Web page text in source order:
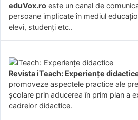
eduVox.ro este un canal de
persoane implicate în mediul
elevi, studenți etc..
Revista iTeach: Experienţe
promoveze aspectele practice ale
şcolare prin aducerea în prim plan a
cadrelor didactice.